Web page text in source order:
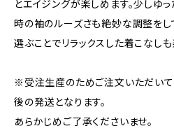
とエイジングが楽しめます。少しゆ
時の袖のルーズさも絶妙な調整をし
選ぶことでリラックスした着こなしも
※受注生産のためご注文いただい
後の発送となります。
あらかじめご了承くださいませ。